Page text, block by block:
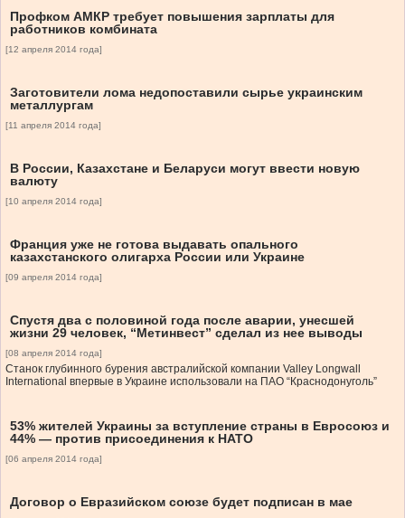
Профком АМКР требует повышения зарплаты для
работников комбината
[12 апреля 2014 года]
Заготовители лома недопоставили сырье украинским
металлургам
[11 апреля 2014 года]
В России, Казахстане и Беларуси могут ввести новую
валюту
[10 апреля 2014 года]
Франция уже не готова выдавать опального
казахстанского олигарха России или Украине
[09 апреля 2014 года]
Спустя два с половиной года после аварии, унесшей
жизни 29 человек, “Метинвест” сделал из нее выводы
[08 апреля 2014 года]
Станок глубинного бурения австралийской компании Valley Longwall
International впервые в Украине использовали на ПАО “Краснодонуголь”
53% жителей Украины за вступление страны в Евросоюз и
44% — против присоединения к НАТО
[06 апреля 2014 года]
Договор о Евразийском союзе будет подписан в мае